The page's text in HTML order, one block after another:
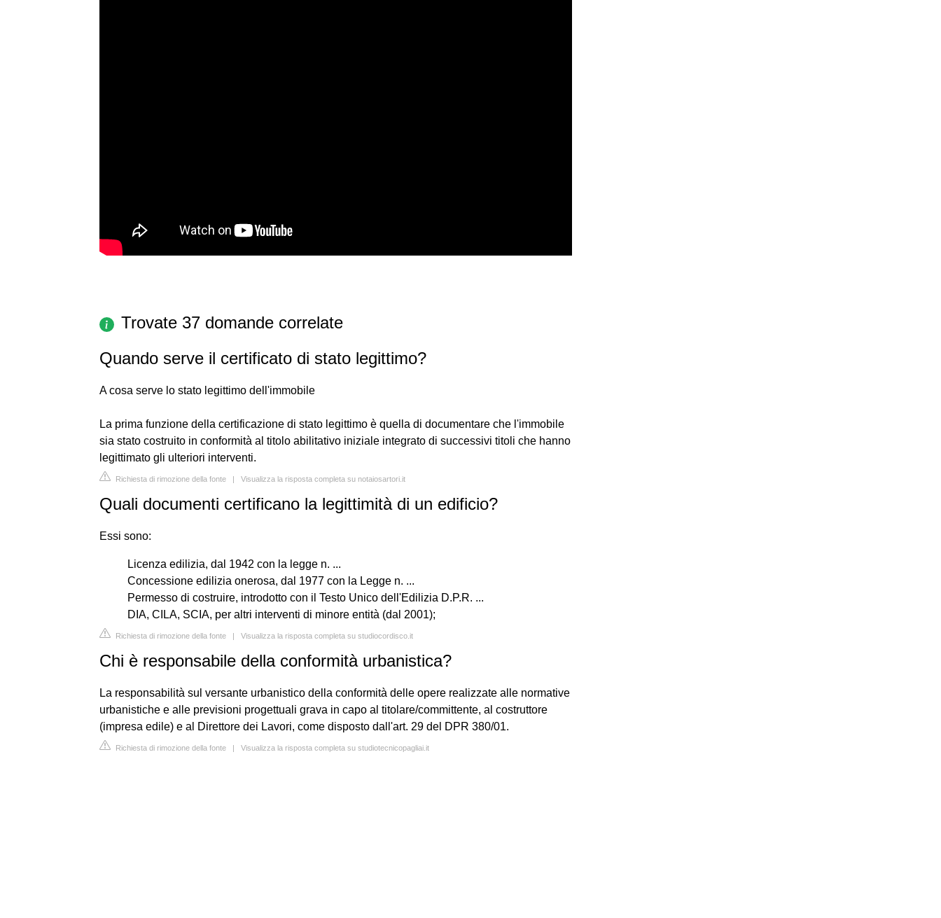
Trovate 37 domande correlate
Quando serve il certificato di stato legittimo?
A cosa serve lo stato legittimo dell'immobile
La prima funzione della certificazione di stato legittimo è quella di documentare che l'immobile
sia stato costruito in conformità al titolo abilitativo iniziale integrato di successivi titoli che hanno
legittimato gli ulteriori interventi.
Richiesta di rimozione della fonte | Visualizza la risposta completa su notaiosartori.it
Quali documenti certificano la legittimità di un edificio?
Essi sono:
Licenza edilizia, dal 1942 con la legge n. ...
Concessione edilizia onerosa, dal 1977 con la Legge n. ...
Permesso di costruire, introdotto con il Testo Unico dell'Edilizia D.P.R. ...
DIA, CILA, SCIA, per altri interventi di minore entità (dal 2001);
Richiesta di rimozione della fonte | Visualizza la risposta completa su studiocordisco.it
Chi è responsabile della conformità urbanistica?
La responsabilità sul versante urbanistico della conformità delle opere realizzate alle normative
urbanistiche e alle previsioni progettuali grava in capo al titolare/committente, al costruttore
(impresa edile) e al Direttore dei Lavori, come disposto dall'art. 29 del DPR 380/01.
Richiesta di rimozione della fonte | Visualizza la risposta completa su studiotecnicopagliai.it